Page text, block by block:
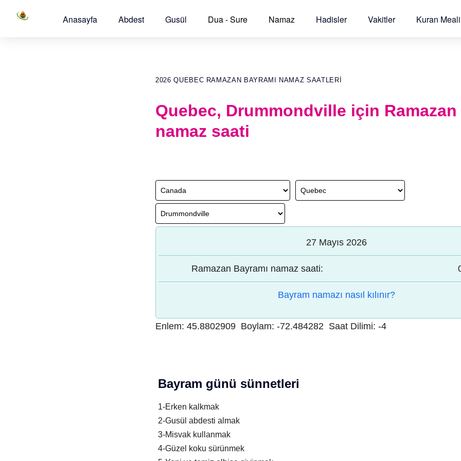
Anasayfa Abdest Gusül Dua - Sure Namaz Hadisler Vakitler Kuran Meali
2026 QUEBEC RAMAZAN BAYRAMI NAMAZ SAATLERI
Quebec, Drummondville için Ramazan
namaz saati
27 Mayıs 2026
Ramazan Bayramı namaz saati:
Bayram namazı nasıl kılınır?
Enlem: 45.8802909 Boylam: -72.484282 Saat Dilimi: -4
Bayram günü sünnetleri
1-Erken kalkmak
2-Gusül abdesti almak
3-Misvak kullanmak
4-Güzel koku sürünmek